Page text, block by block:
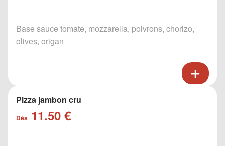
Base sauce tomate, mozzarella, poivrons, chorizo,
olives, origan
Pizza jambon cru
Dès 11.50 €